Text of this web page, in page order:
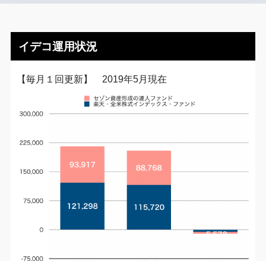
イデコ運用状況
【毎月１回更新】 2019年5月現在